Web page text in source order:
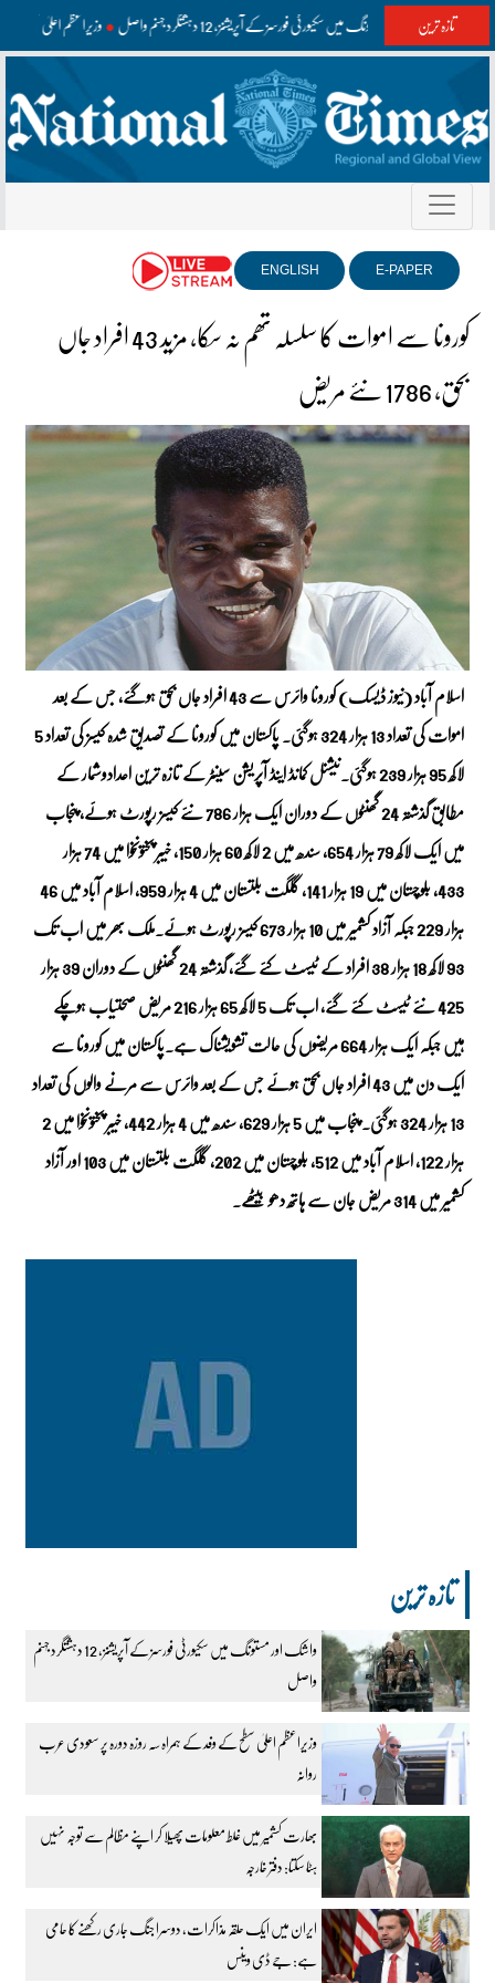
تازہ ترینواشک اور مستونگ میں سکیورٹی فورسز کے آپریشنز، 12 دہشتگرد جہنم واصل وزیراعظم اعلیٰ
E-PAPER
ENGLISH
کورونا سے اموات کا سلسلہ تھم نہ سکا، مزید 43 افراد جاں
بحق، 1786 نئے مریض
اسلام آباد (نیوز ڈیسک) کورونا وائرس سے 43 افراد جاں بحق ہوگئے، جس کے بعد
اموات کی تعداد 13 ہزار 324 ہوگئی۔ پاکستان میں کورونا کے تصدیق شدہ کیسز کی تعداد 5
لاکھ 95 ہزار 239 ہوگئی۔نیشنل کمانڈ اینڈ آپریشن سینٹر کے تازہ ترین اعدادوشمار کے
مطابق گذشتہ 24 گھنٹوں کے دوران ایک ہزار 786 نئے کیسز رپورٹ ہوئے، پنجاب
میں ایک لاکھ 79 ہزار 654، سندھ میں 2 لاکھ 60 ہزار 150، خیبر پختونخوا میں 74 ہزار
433، بلوچستان میں 19 ہزار 141، گلگت بلتستان میں 4 ہزار 959، اسلام آباد میں 46
ہزار 229 جبکہ آزاد کشمیر میں 10 ہزار 673 کیسز رپورٹ ہوئے۔ملک بھر میں اب تک
93 لاکھ 18 ہزار 38 افراد کے ٹیسٹ کئے گئے، گذشتہ 24 گھنٹوں کے دوران 39 ہزار
425 نئے ٹیسٹ کئے گئے، اب تک 5 لاکھ 65 ہزار 216 مریض صحتیاب ہوچکے
ہیں جبکہ ایک ہزار 664 مریضوں کی حالت تشویشناک ہے۔پاکستان میں کورونا سے
ایک دن میں 43 افراد جاں بحق ہوئے جس کے بعد وائرس سے مرنے والوں کی تعداد
13 ہزار 324 ہوگئی۔ پنجاب میں 5 ہزار 629، سندھ میں 4 ہزار 442، خیبر پختونخوا میں 2
ہزار 122، اسلام آباد میں 512، بلوچستان میں 202، گلگت بلتستان میں 103 اور آزاد
کشمیر میں 314 مریض جان سے ہاتھ دھو بیٹھے۔
تازہ ترین
واشک اور مستونگ میں سکیورٹی فورسز کے آپریشنز، 12 دہشتگرد جہنم
واصل
وزیراعظم اعلیٰ سطح کے وفد کے ہمراہ سہ روزہ دورہ پر سعودی عرب
روانہ
بھارت کشمیر میں غلط معلومات پھیلا کر اپنے مظالم سے توجہ نہیں
ہٹا سکتا: دفتر خارجہ
ایران میں ایک حلقہ مذاکرات، دوسرا جنگ جاری رکھنے کا حامی
ہے: جے ڈی وینس